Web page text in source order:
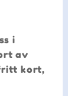
i
av
kort,